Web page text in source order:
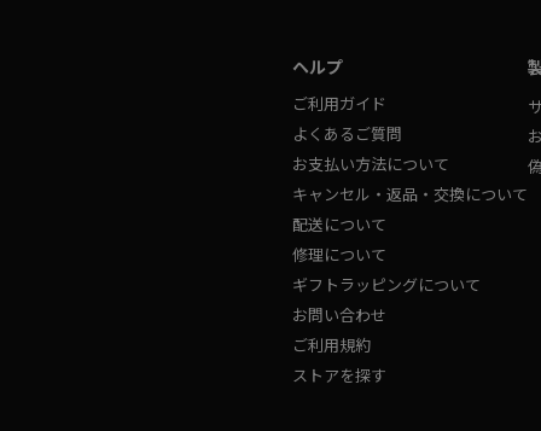
ヘルプ
ご利用ガイド
よくあるご質問
お支払い方法について
キャンセル・返品・交換について
配送について
修理について
ギフトラッピングについて
お問い合わせ
ご利用規約
ストアを探す